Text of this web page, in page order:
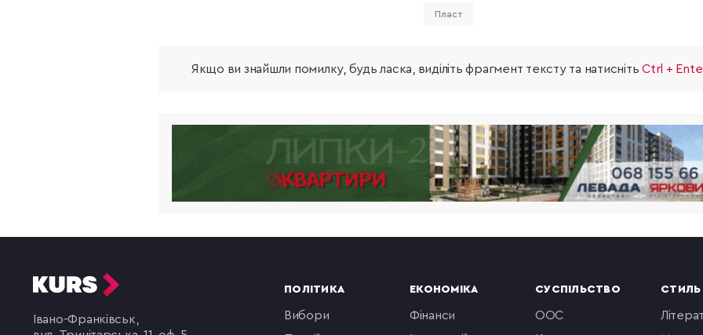
Пласт
Якщо ви знайшли помилку, будь ласка, виділіть фрагмент тексту та натиснітьCtrl +
Івано-Франківськ,
ПОЛІТИКА
вибори
ЕКОНОМІКА
фінанси
СУСПІЛЬСТВО
ООС